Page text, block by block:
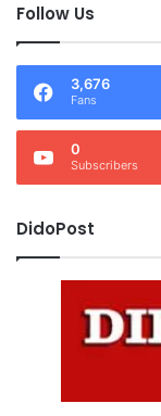
Follow Us
3,676
Fans
0
Subscribers
DidoPost